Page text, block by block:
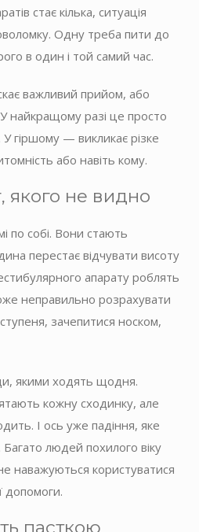
стає кілька, ситуація
Одну треба пити до
в один і той самий час.
важливий прийом, або
найкращому разі це просто
гіршому — викликає різке
або навіть кому.
не видно
по собі. Вони стають
перестає відчувати висоту
апарату роблять
неправильно розрахувати
зачепитися носком,
якими ходять щодня.
кожну сходинку, але
І ось уже падіння, яке
людей похилого віку
наважуються користуватися
допомоги.
пасткою